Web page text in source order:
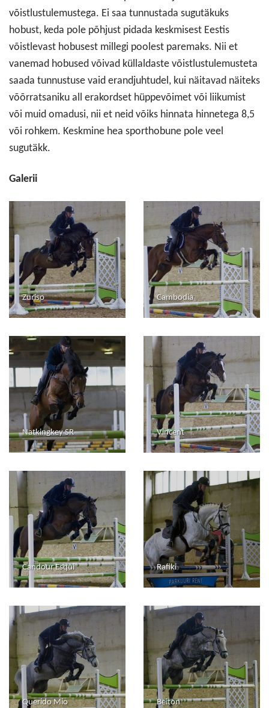
võistlustulemustega. Ei saa tunnustada sugutäkuks
hobust, keda pole põhjust pidada keskmisest Eestis
võistlevast hobusest millegi poolest paremaks. Nii et
vanemad hobused võivad küllaldaste võistlustulemusteta
saada tunnustuse vaid erandjuhtudel, kui näitavad näiteks
võõrratsaniku all erakordset hüppevõimet või liikumist
või muid omadusi, nii et neid võiks hinnata hinnetega 8,5
või rohkem. Keskmine hea sporthobune pole veel
sugutäkk.
Galerii
Zuriso Cambodia
Natkingkey SR Vincent
Candour Esqui Rafiki
Querido Mio Beiton